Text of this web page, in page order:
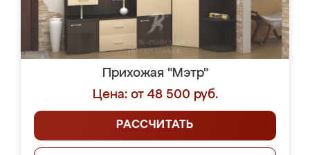
Прихожая "Мэтр"
Цена: от 48 500 руб.
РАССЧИТАТЬ